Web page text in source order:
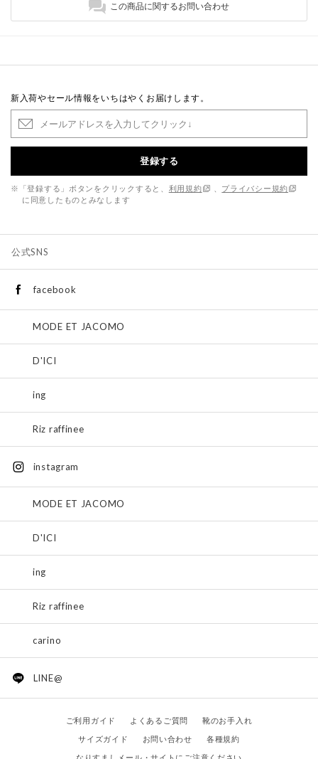
この商品に関するお問い合わせ
新入荷やセール情報をいちはやくお届けします。
登録する
※「登録する」ボタンをクリックすると、 利用規約
プライバシー規約
に同意したものとみなします
公式SNS
facebook
MODE ET JACOMO
D'ICI
ing
Riz raffinee
instagram
MODE ET JACOMO
D'ICI
ing
Riz raffinee
carino
LINE@
ご利用ガイド よくあるご質問
靴のお手入れ
サイズガイド
お問い合わせ
各種規約